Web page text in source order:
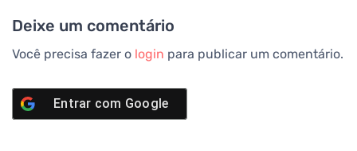
Deixe um comentário
Você precisa fazer o login para publicar um comentário.
Entrar com Google